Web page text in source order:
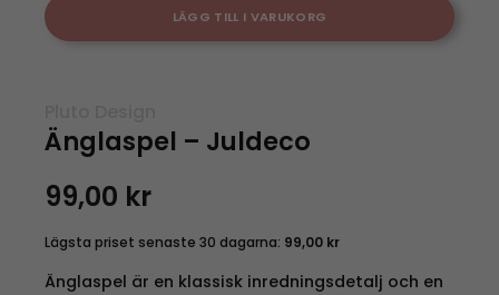
LÄGG TILL I VARUKORG
Änglaspel – Juldeco
99,00 kr
Lägsta priset senaste 30 dagarna: 99,00 kr
Änglaspel är en klassisk inredningsdetalj och en